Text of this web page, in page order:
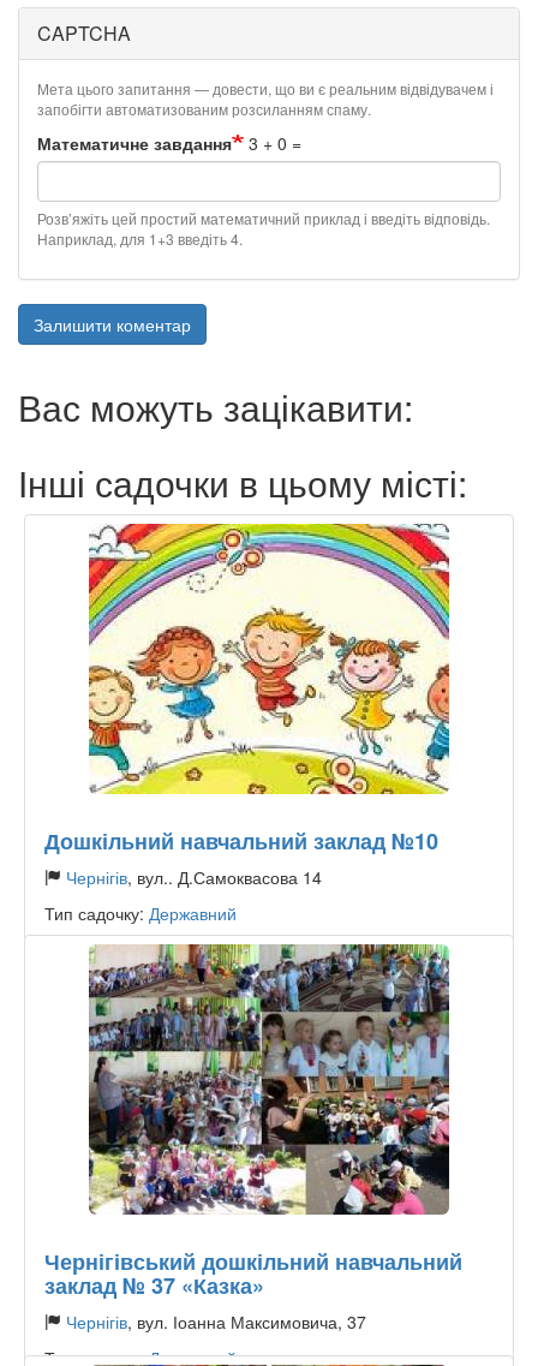
CAPTCHA
Мета цього запитання — довести, що ви є реальним відвідувачем і
запобігти автоматизованим розсиланням спаму.
Математичне завдання 3 + 0 =
Розв’яжіть цей простий математичний приклад і введіть відповідь.
Наприклад, для 1+3 введіть 4.
Залишити коментар
Вас можуть зацікавити:
Інші садочки в цьому місті:
Дошкільний навчальний заклад №10
Чернігів, вул.. Д.Самоквасова 14
Тип садочку: Державний
Чернігівський дошкільний навчальний
заклад № 37 «Казка»
Чернігів, вул. Іоанна Максимовича, 37
Тип садочку:Державний